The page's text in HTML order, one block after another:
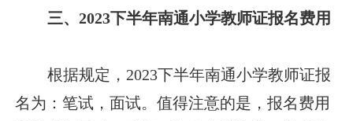
三、2023下半年南通小学教师证报名费用
根据规定，2023下半年南通小学教师证报
名为：笔试，面试。值得注意的是，报名费用